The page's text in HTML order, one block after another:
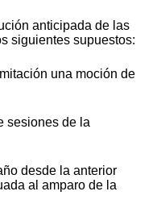
anticipada de las
siguientes supuestos:
una moción de
sesiones de la
desde la anterior
al amparo de la